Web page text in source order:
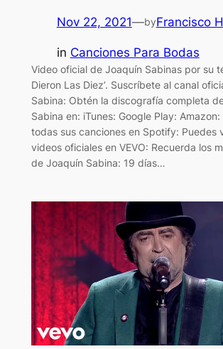
Nov 22, 2021—byFrancisco
in Canciones Para Bodas
Video oficial de Joaquín Sabinas por su
Dieron Las Diez’. Suscríbete al canal
Sabina: Obtén la discografía completa
Sabina en: iTunes: Google Play: Amazon:
todas sus canciones en Spotify: Puedes
videos oficiales en VEVO: Recuerda los
de Joaquín Sabina: 19 días…